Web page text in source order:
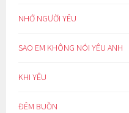
NHỚ NGƯỜI YÊU
SAO EM KHÔNG NÓI YÊU ANH
KHI YÊU
ĐÊM BUỒN